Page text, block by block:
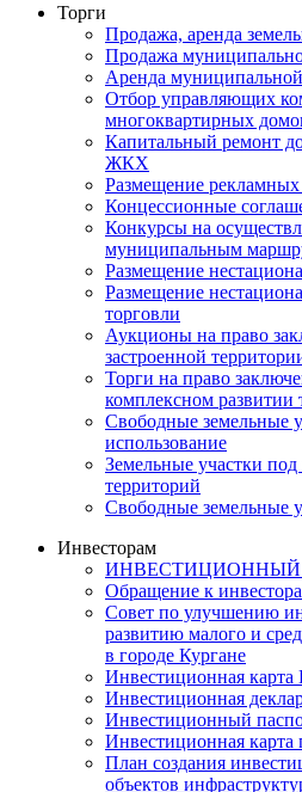
Торги
Продажа, аренда
Продажа
Аренда
Отбор управляющих
многоквартирных
Капитальный ремонт
ЖКХ
Размещение
Концессионные
Конкурсы на
муниципальным
Размещение
Размещение
торговли
Аукционы на право
застроенной
Торги на право
комплексном развитии
Свободные земельные
использование
Земельные участки
территорий
Свободные земельные
Инвесторам
Обращение к
Совет по улучшению
развитию малого и
в городе Кургане
Инвестиционная карта
Инвестиционная
Инвестиционный
Инвестиционная карта
План создания
объектов